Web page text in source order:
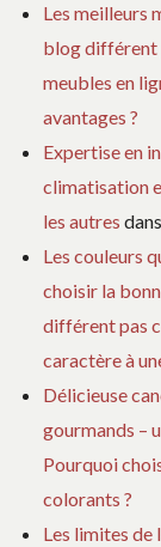
Les meilleurs
blog différent
meubles en
avantages ?
Expertise en
climatisation
les autres dans
Les couleurs
choisir la
différent pas
caractère à
Délicieuse
gourmands –
Pourquoi
colorants ?
Les limites de